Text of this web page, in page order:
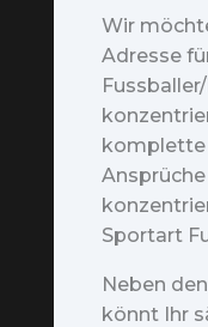
Wir
Adresse
komplette
Sportart
Neben
könnt Ihr